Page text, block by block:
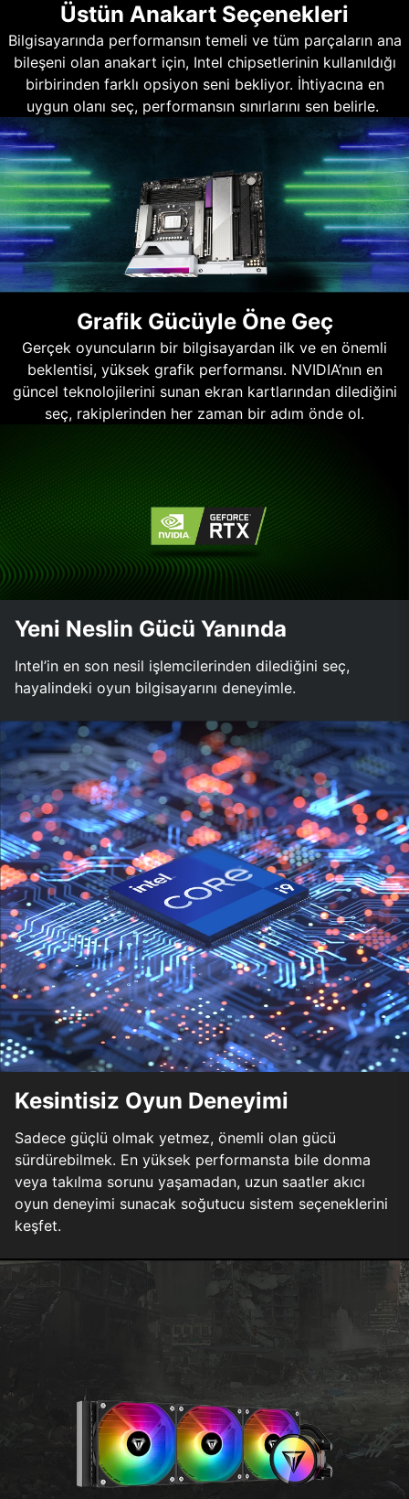
Üstün Anakart Seçenekleri
Bilgisayarında performansın temeli ve tüm parçaların ana
bileşeni olan anakart için, Intel chipsetlerinin kullanıldığı
birbirinden farklı opsiyon seni bekliyor. İhtiyacına en
uygun olanı seç, performansın sınırlarını sen belirle.
Grafik Gücüyle Öne Geç
Gerçek oyuncuların bir bilgisayardan ilk ve en önemli
beklentisi, yüksek grafik performansı. NVIDIA’nın en
güncel teknolojilerini sunan ekran kartlarından dilediğini
seç, rakiplerinden her zaman bir adım önde ol.
Yeni Neslin Gücü Yanında
Intel’in en son nesil işlemcilerinden dilediğini seç,
hayalindeki oyun bilgisayarını deneyimle.
Kesintisiz Oyun Deneyimi
Sadece güçlü olmak yetmez, önemli olan gücü
sürdürebilmek. En yüksek performansta bile donma
veya takılma sorunu yaşamadan, uzun saatler akıcı
oyun deneyimi sunacak soğutucu sistem seçeneklerini
keşfet.